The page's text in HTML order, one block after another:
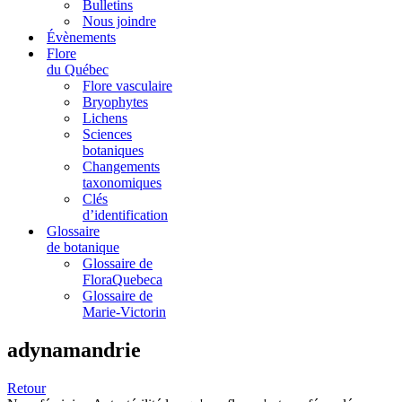
Bulletins
Nous joindre
Évènements
Flore
du Québec
Flore vasculaire
Bryophytes
Lichens
Sciences
botaniques
Changements
taxonomiques
Clés
d’identification
Glossaire
de botanique
Glossaire de
FloraQuebeca
Glossaire de
Marie-Victorin
adynamandrie
Retour